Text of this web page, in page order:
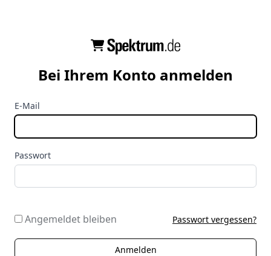
Bei Ihrem Konto anmelden
E-Mail
Passwort
Angemeldet bleiben Passwort vergessen?